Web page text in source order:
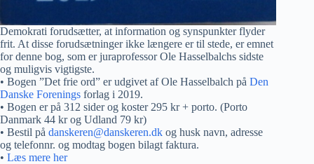
Demokrati forudsætter, at information og synspunkter flyder
frit. At disse forudsætninger ikke længere er til stede, er emnet
for denne bog, som er juraprofessor Ole Hasselbalchs sidste
og muligvis vigtigste.
• Bogen ”Det frie ord” er udgivet af Ole Hasselbalch på Den
Danske Forenings forlag i 2019.
• Bogen er på 312 sider og koster 295 kr + porto. (Porto
Danmark 44 kr og Udland 79 kr)
• Bestil på danskeren@danskeren.dk og husk navn, adresse
og telefonnr. og modtag bogen bilagt faktura.
• Læs mere her